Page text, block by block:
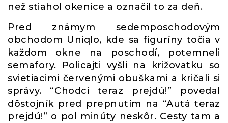
než stiahol okenice a označil to za deň.
Pred známym sedemposchodovým
obchodom Uniqlo, kde sa figuríny točia v
každom okne na poschodí, potemneli
semafory. Policajti vyšli na križovatku so
svietiacimi červenými obuškami a kričali si
správy. “Chodci teraz prejdú!” povedal
dôstojník pred prepnutím na “Autá teraz
prejdú!” o pol minúty neskôr. Cesty tam a